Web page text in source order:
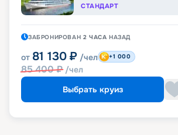
СТАНДАРТ
ЗАБРОНИРОВАН 2 ЧАСА НАЗАД
от 81 130 ₽ /чел
85 400₽ /чел
+1 000
Выбрать круиз